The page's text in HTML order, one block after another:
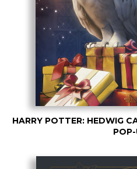
HARRY POTTER: HEDWIG